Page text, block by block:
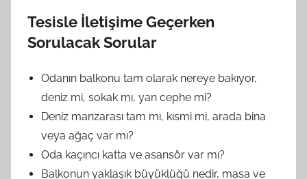
Tesisle İletişime Geçerken
Sorulacak Sorular
Odanın balkonu tam olarak nereye bakıyor,
deniz mi, sokak mı, yan cephe mi?
Deniz manzarası tam mı, kısmi mi, arada bina
veya ağaç var mı?
Oda kaçıncı katta ve asansör var mı?
Balkonun yaklaşık büyüklüğü nedir, masa ve